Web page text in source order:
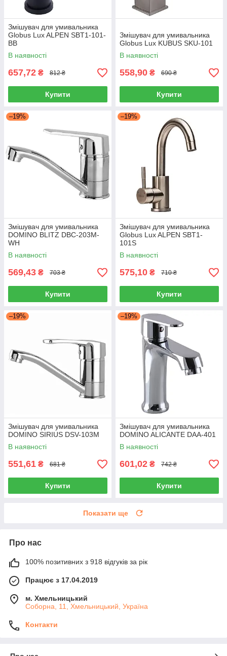
Змішувач для умивальника
Globus Lux ALPEN SBT1-101-
BB
В наявності
657,72 ₴ 812 ₴
Купити
Змішувач для умивальника
Globus Lux KUBUS SKU-101
В наявності
558,90 ₴ 690 ₴
Купити
–19%
Змішувач для умивальника
DOMINO BLITZ DBC-203M-
WH
В наявності
569,43 ₴ 703 ₴
Купити
–19%
Змішувач для умивальника
Globus Lux ALPEN SBT1-
101S
В наявності
575,10 ₴ 710 ₴
Купити
–19%
Змішувач для умивальника
DOMINO SIRIUS DSV-103M
В наявності
551,61 ₴ 681 ₴
Купити
–19%
Змішувач для умивальника
DOMINO ALICANTE DAA-401
В наявності
601,02 ₴ 742 ₴
Купити
Показати ще
Про нас
100% позитивних з 918 відгуків за рік
Працює з 17.04.2019
м. Хмельницький
Соборна, 11, Хмельницький, Україна
Контакти